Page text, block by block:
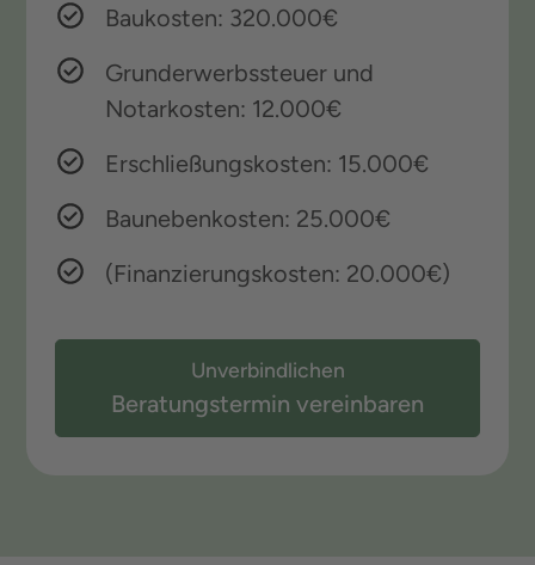
Baukosten: 320.000€
Grunderwerbssteuer und
Notarkosten: 12.000€
Erschließungskosten: 15.000€
Baunebenkosten: 25.000€
(Finanzierungskosten: 20.000€)
Unverbindlichen
Beratungstermin vereinbaren